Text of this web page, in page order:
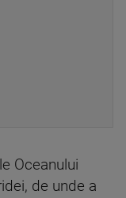
Oceanului
de unde a